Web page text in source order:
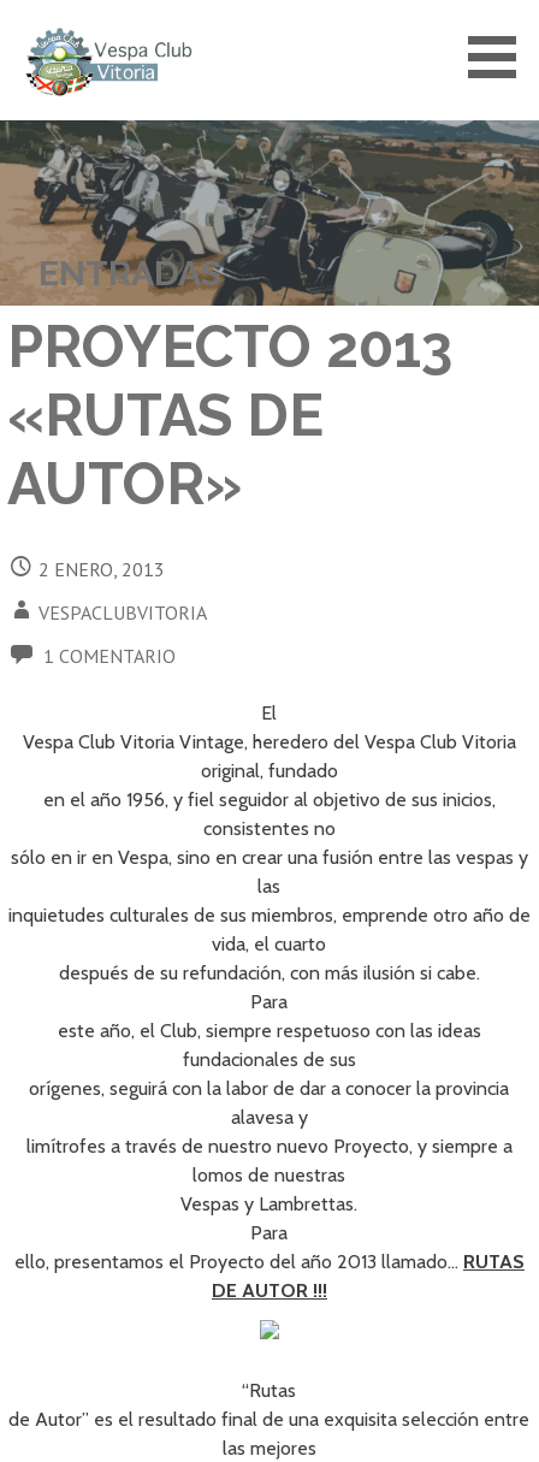
contenido
VESPACLUBVITORIA
ENTRADAS
PROYECTO 2013
«RUTAS DE
AUTOR»
2 ENERO, 2013
VESPACLUBVITORIA
1 COMENTARIO
El
Vespa Club Vitoria Vintage, heredero del Vespa Club Vitoria
original, fundado
en el año 1956, y fiel seguidor al objetivo de sus inicios,
consistentes no
sólo en ir en Vespa, sino en crear una fusión entre las vespas y
las
inquietudes culturales de sus miembros, emprende otro año de
vida, el cuarto
después de su refundación, con más ilusión si cabe.
Para
este año, el Club, siempre respetuoso con las ideas
fundacionales de sus
orígenes, seguirá con la labor de dar a conocer la provincia
alavesa y
limítrofes a través de nuestro nuevo Proyecto, y siempre a
lomos de nuestras
Vespas y Lambrettas.
Para
ello, presentamos el Proyecto del año 2013 llamado… RUTAS
DE AUTOR !!!
“Rutas
de Autor” es el resultado final de una exquisita selección entre
las mejores